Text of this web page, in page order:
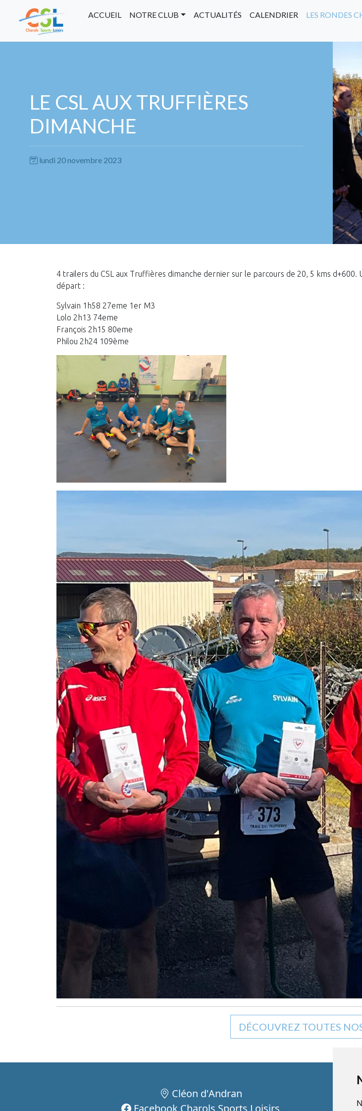
ACCUEIL NOTRE CLUB ACTUALITÉS CALENDRIER LES RONDES
LE CSL AUX TRUFFIÈRES
DIMANCHE
lundi 20 novembre 2023
4 trailers du CSL aux Truffières dimanche dernier sur le parcours de 20, 5 kms
départ :
Sylvain 1h58 27eme 1er M3
Lolo 2h13 74eme
François 2h15 80eme
Philou 2h24 109ème
DÉCOUVREZ TOUTES
Cléon d'Andran
Facebook Charols Sports Loisirs